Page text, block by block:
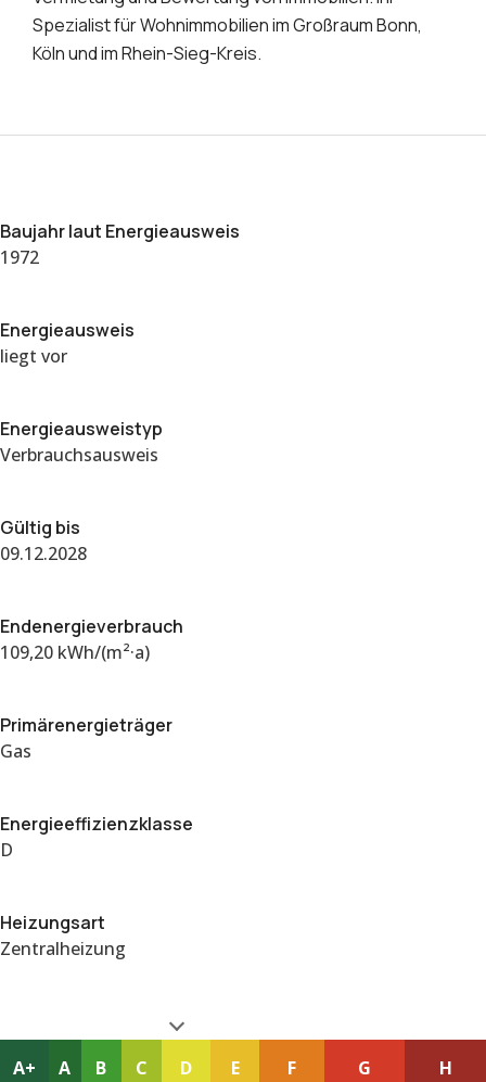
Spezialist für Wohnimmobilien im Großraum Bonn,
Köln und im Rhein-Sieg-Kreis.
Baujahr laut Energieausweis
1972
Energieausweis
liegt vor
Energie­ausweistyp
Verbrauchsausweis
Gültig bis
09.12.2028
Endenergieverbrauch
109,20 kWh/(m²·a)
Primärenergieträger
Gas
Energieeffizienzklasse
D
Heizungsart
Zentralheizung
A+ A B C D E F G H